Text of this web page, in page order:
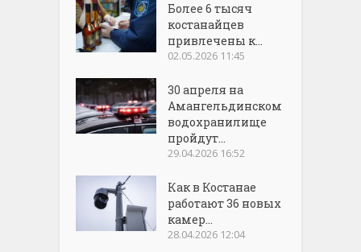
Более 6 тысяч
костанайцев
привлечены к...
02.05.2026 11:45
30 апреля на
Амангельдинском
водохранилище
пройдут...
29.04.2026 16:52
Как в Костанае
работают 36 новых
камер...
28.04.2026 12:04